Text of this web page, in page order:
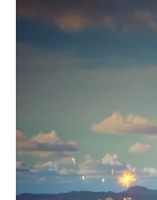
香港国安法
山河锦绣